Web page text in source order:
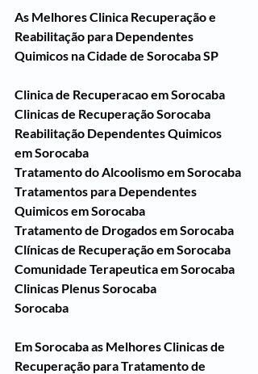
As Melhores Clinica Recuperação e
Reabilitação para Dependentes
Quimicos na Cidade de Sorocaba SP
Clinica de Recuperacao em Sorocaba
Clinicas de Recuperação Sorocaba
Reabilitação Dependentes Quimicos
em Sorocaba
Tratamento do Alcoolismo em Sorocaba
Tratamentos para Dependentes
Quimicos em Sorocaba
Tratamento de Drogados em Sorocaba
Clínicas de Recuperação em Sorocaba
Comunidade Terapeutica em Sorocaba
Clinicas Plenus Sorocaba
Sorocaba
Em Sorocaba as Melhores Clinicas de
Recuperação para Tratamento de